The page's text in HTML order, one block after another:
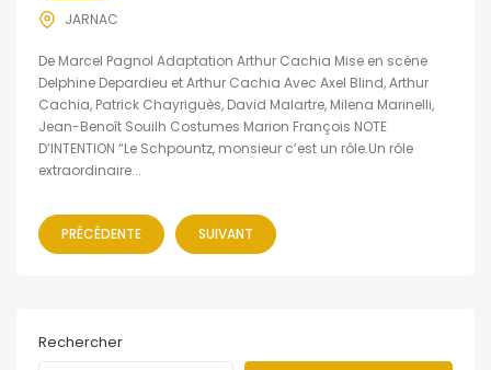
JARNAC
De Marcel Pagnol Adaptation Arthur Cachia Mise en scène
Delphine Depardieu et Arthur Cachia Avec Axel Blind, Arthur
Cachia, Patrick Chayriguès, David Malartre, Milena Marinelli,
Jean-Benoît Souilh Costumes Marion François NOTE
D’INTENTION “Le Schpountz, monsieur c’est un rôle.Un rôle
extraordinaire...
PRÉCÉDENTE SUIVANT
Rechercher